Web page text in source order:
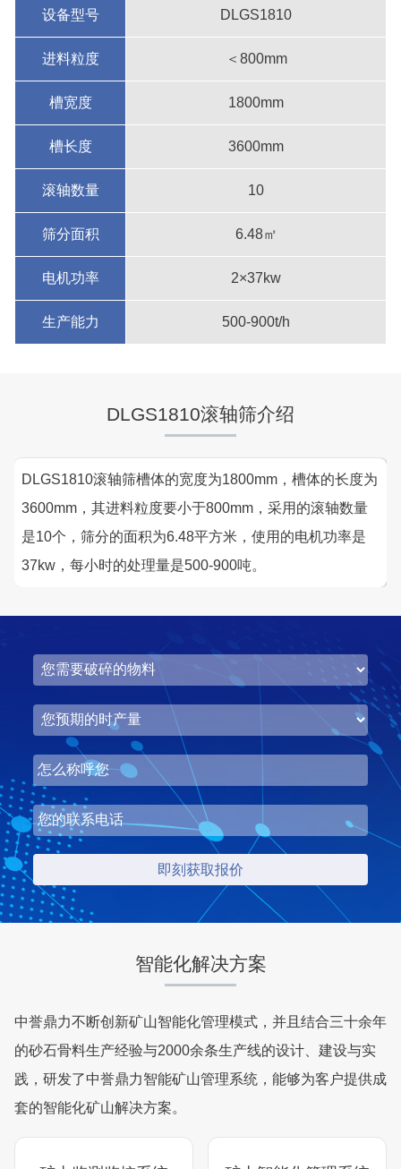
设备型号 DLGS1810
进料粒度 ＜800mm
槽宽度 1800mm
槽长度 3600mm
滚轴数量 10
筛分面积 6.48㎡
电机功率 2×37kw
生产能力 500-900t/h
DLGS1810滚轴筛介绍
DLGS1810滚轴筛槽体的宽度为1800mm，槽体的长度为
3600mm，其进料粒度要小于800mm，采用的滚轴数量
是10个，筛分的面积为6.48平方米，使用的电机功率是
37kw，每小时的处理量是500-900吨。
智能化解决方案
中誉鼎力不断创新矿山智能化管理模式，并且结合三十余年
的砂石骨料生产经验与2000余条生产线的设计、建设与实
践，研发了中誉鼎力智能矿山管理系统，能够为客户提供成
套的智能化矿山解决方案。